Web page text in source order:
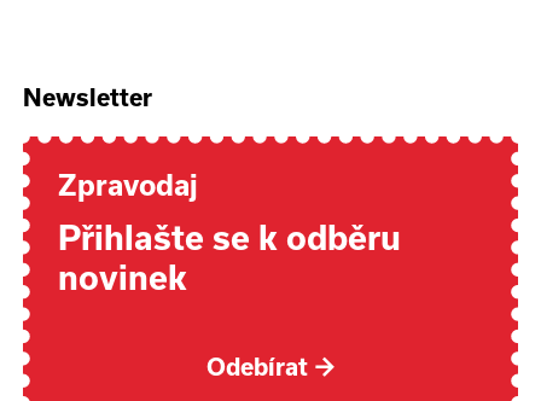
Newsletter
Zpravodaj
Přihlašte se k odběru
novinek
Odebírat →